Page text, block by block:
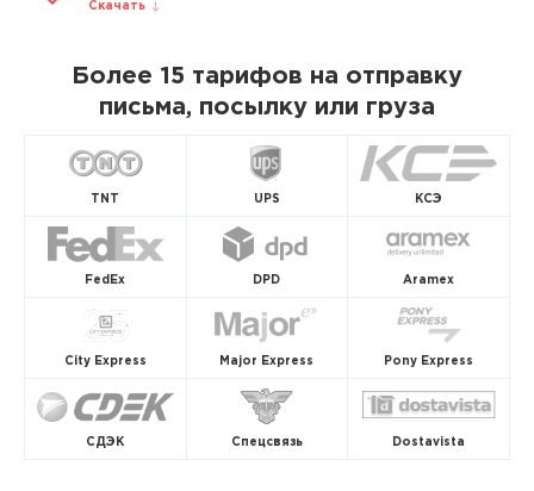
Скачать
Более 15 тарифов на отправку
письма, посылку или груза
TNT UPS КСЭ
FedEx DPD Aramex
City Express Major Express Pony Express
СДЭК Спецсвязь Dostavista